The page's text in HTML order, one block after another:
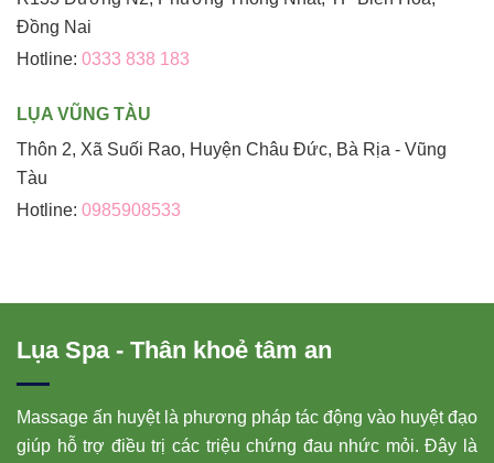
Đồng Nai
Hotline: 0333 838 183
LỤA VŨNG TÀU
Thôn 2, Xã Suối Rao, Huyện Châu Đức, Bà Rịa - Vũng
Tàu
Hotline: 0985908533
Lụa Spa - Thân khoẻ tâm an
Massage ấn huyệt là phương pháp tác động vào huyệt đạo
giúp hỗ trợ điều trị các triệu chứng đau nhức mỏi. Đây là